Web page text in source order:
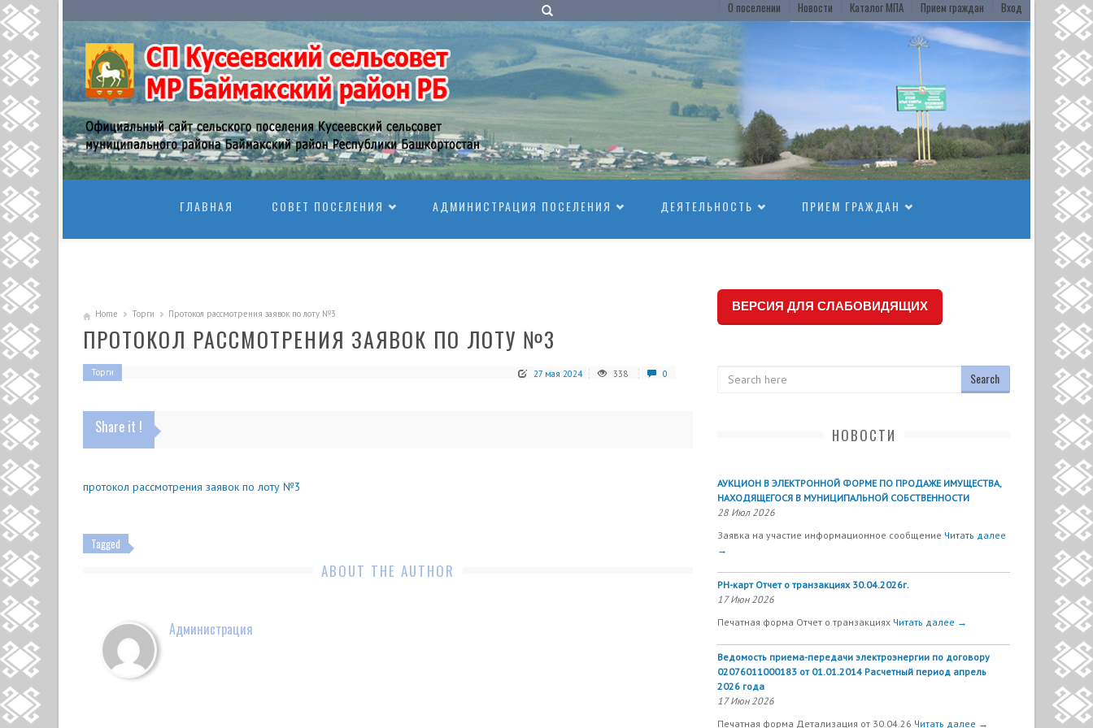
О поселении Новости Каталог МПА Прием граждан Вход
ГЛАВНАЯ
СОВЕТ ПОСЕЛЕНИЯ АДМИНИСТРАЦИЯ ПОСЕЛЕНИЯ ДЕЯТЕЛЬНОСТЬ ПРИЕМ ГРАЖДАН
Home Торги Протокол рассмотрения заявок по лоту №3
ПРОТОКОЛ РАССМОТРЕНИЯ ЗАЯВОК ПО ЛОТУ №3
Торги 27 мая 2024 338 0
Share it !
протокол рассмотрения заявок по лоту №3
Tagged
ABOUT THE AUTHOR
Администрация
ВЕРСИЯ ДЛЯ СЛАБОВИДЯЩИХ
НОВОСТИ
АУКЦИОН В ЭЛЕКТРОННОЙ ФОРМЕ ПО ПРОДАЖЕ ИМУЩЕСТВА,
НАХОДЯЩЕГОСЯ В МУНИЦИПАЛЬНОЙ СОБСТВЕННОСТИ
28 Июл 2026
Заявка на участие информационное сообщение Читать далее
→
РН-карт Отчет о транзакциях 30.04.2026г.
17 Июн 2026
Печатная форма Отчет о транзакциях Читать далее →
Ведомость приема-передачи электроэнергии по договору
02076011000183 от 01.01.2014 Расчетный период апрель
2026 года
17 Июн 2026
Печатная форма Детализация от 30.04.26 Читать далее →